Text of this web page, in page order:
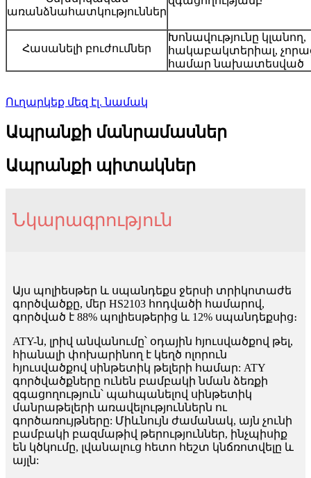
առանձնահատկություններ
Հասանելի բուժումներ
Խոնավությունը կլանող,
հակաբակտերիալ,
համար նախատեսված
Ուղարկեք մեզ էլ. նամակ
Ապրանքի մանրամասներ
Ապրանքի պիտակներ
Նկարագրություն
Այս պոլիեսթեր և սպանդեքս ջերսի տրիկոտաժե
գործվածքը, մեր HS2103 հոդվածի համարով,
գործված է 88% պոլիեսթերից և 12% սպանդեքսից։
ATY-ն, լրիվ անվանումը՝ օդային հյուսվածքով թել,
հիանալի փոխարինող է կեղծ ոլորուն
հյուսվածքով սինթետիկ թելերի համար: ATY
գործվածքները ունեն բամբակի նման ձեռքի
զգացողություն՝ պահպանելով սինթետիկ
մանրաթելերի առավելություններն ու
գործառույթները: Միևնույն ժամանակ, այն չունի
բամբակի բազմաթիվ թերություններ, ինչպիսիք
են կծկումը, լվանալուց հետո հեշտ կնճռոտվելը և
այլն: